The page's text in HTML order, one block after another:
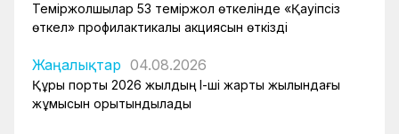
Теміржолшылар 53 теміржол өткелінде «Қауіпсіз
өткел» профилактикалық акциясын өткізді
Жаңалықтар 04.08.2026
Құрық порты 2026 жылдың І-ші жарты жылындағы
жұмысын қорытындылады